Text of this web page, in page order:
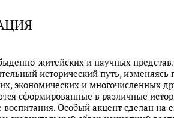
житейских и научных
исторический путь,
экономических и многочисленных
сформированные в различные
Особый акцент сделан на